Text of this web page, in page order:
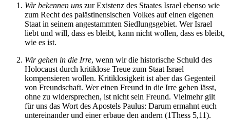
Wir bekennen uns zur Existenz des Staates Israel ebenso wie
zum Recht des palästinensischen Volkes auf einen eigenen
Staat in seinem angestammten Siedlungsgebiet. Wer Israel
liebt und will, dass es bleibt, kann nicht wollen, dass es bleibt,
wie es ist.
Wir gehen in die Irre, wenn wir die historische Schuld des
Holocaust durch kritiklose Treue zum Staat Israel
kompensieren wollen. Kritiklosigkeit ist aber das Gegenteil
von Freundschaft. Wer einen Freund in die Irre gehen lässt,
ohne zu widersprechen, ist nicht sein Freund. Vielmehr gilt
für uns das Wort des Apostels Paulus: Darum ermahnt euch
untereinander und einer erbaue den andern (1Thess 5,11).